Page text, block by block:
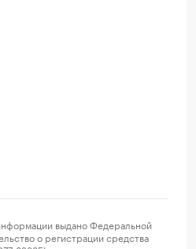
выдано Федеральной
о регистрации средства